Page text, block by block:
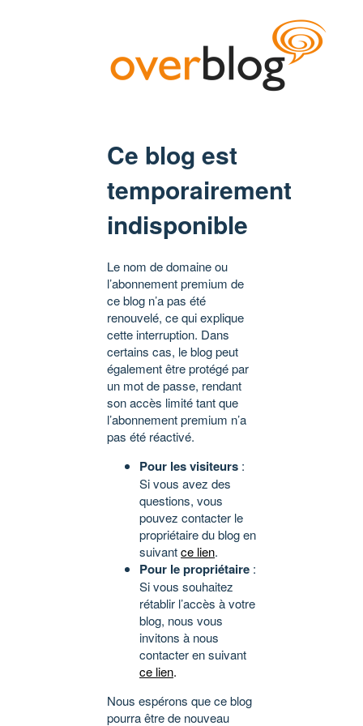
Ce blog est
temporairement
indisponible
Le nom de domaine ou
l’abonnement premium de
ce blog n’a pas été
renouvelé, ce qui explique
cette interruption. Dans
certains cas, le blog peut
également être protégé par
un mot de passe, rendant
son accès limité tant que
l’abonnement premium n’a
pas été réactivé.
Pour les visiteurs :
Si vous avez des
questions, vous
pouvez contacter le
propriétaire du blog en
suivantce lien.
Pour le propriétaire :
Si vous souhaitez
rétablir l’accès à votre
blog, nous vous
invitons à nous
contacter en suivant
ce lien.
Nous espérons que ce blog
pourra être de nouveau